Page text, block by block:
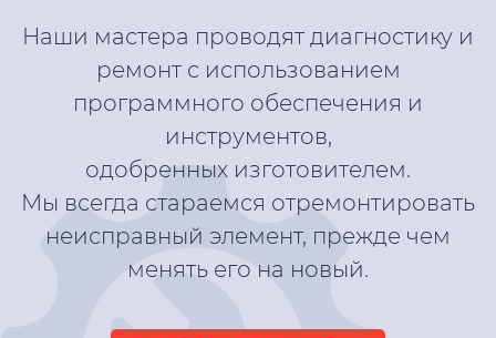
Наши мастера проводят диагностику и
ремонт с использованием
программного обеспечения и
инструментов,
одобренных изготовителем.
Мы всегда стараемся отремонтировать
неисправный элемент, прежде чем
менять его на новый.